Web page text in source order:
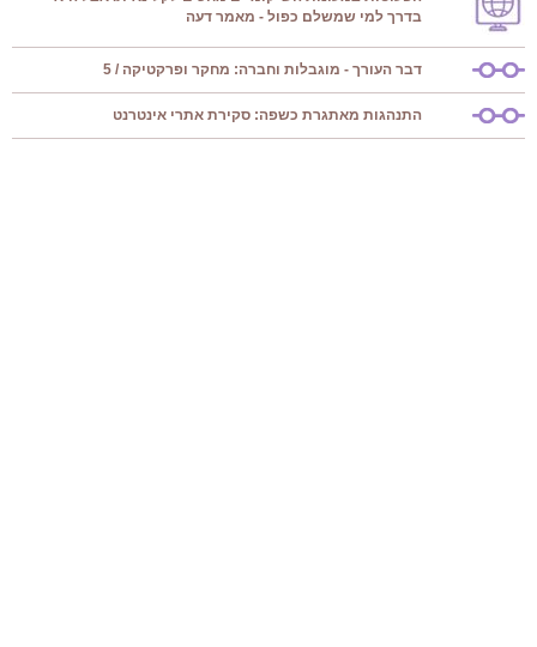
בדרך למי שמשלם כפול - מאמר דעה
דבר העורך - מוגבלות וחברה: מחקר ופרקטיקה / 5
התנהגות מאתגרת כשפה: סקירת אתרי אינטרנט